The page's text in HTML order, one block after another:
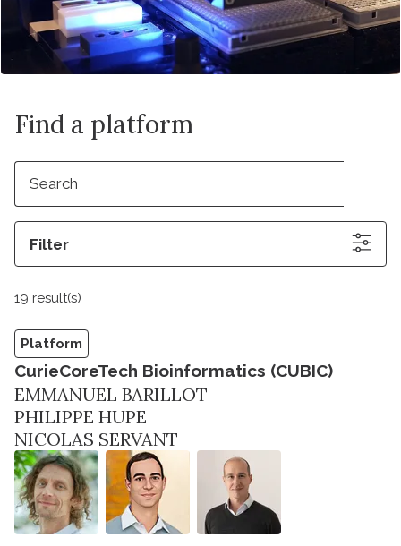
Find a platform
Filter
19 result(s)
Platform
CurieCoreTech Bioinformatics (CUBIC)
EMMANUEL BARILLOT
PHILIPPE HUPE
NICOLAS SERVANT